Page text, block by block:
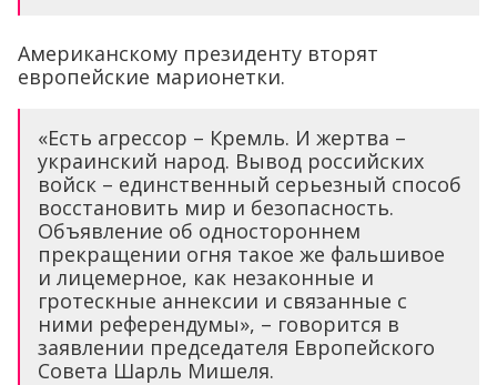
Американскому президенту вторят
европейские марионетки.
«Есть агрессор – Кремль. И жертва –
украинский народ. Вывод российских
войск – единственный серьезный способ
восстановить мир и безопасность.
Объявление об одностороннем
прекращении огня такое же фальшивое
и лицемерное, как незаконные и
гротескные аннексии и связанные с
ними референдумы», – говорится в
заявлении председателя Европейского
Совета Шарль Мишеля.